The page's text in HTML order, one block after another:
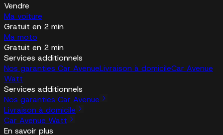
Vendre
Ma voiture
Gratuit en 2 min
Ma moto
Gratuit en 2 min
Services additionnels
Nos garanties Car AvenueLivraison à domicileCar Avenue
Watt
Services additionnels
Nos garanties Car Avenue
Livraison à domicile
Car Avenue Watt
En savoir plus